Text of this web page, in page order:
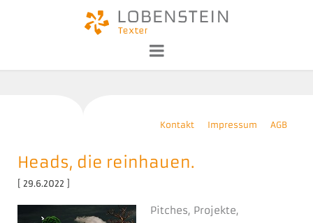
Kontakt Impressum AGB
Heads, die reinhauen.
[ 29.6.2022 ]
Pitches, Projekte,